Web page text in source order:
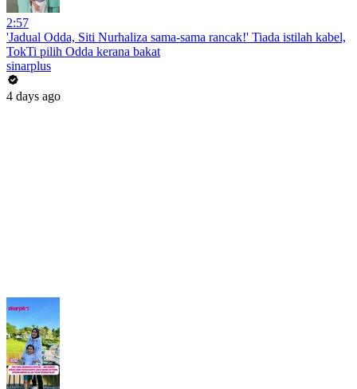
2:57
'Jadual Odda, Siti Nurhaliza sama-sama rancak!' Tiada istilah kabel,
TokTi pilih Odda kerana bakat
sinarplus
4 days ago